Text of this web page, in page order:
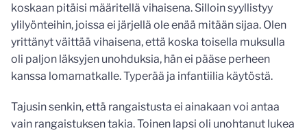
koskaan pitäisi määritellä vihaisena. Silloin syyllistyy
ylilyönteihin, joissa ei järjellä ole enää mitään sijaa. Olen
yrittänyt väittää vihaisena, että koska toisella muksulla
oli paljon läksyjen unohduksia, hän ei pääse perheen
kanssa lomamatkalle. Typerää ja infantiilia käytöstä.
Tajusin senkin, että rangaistusta ei ainakaan voi antaa
vain rangaistuksen takia. Toinen lapsi oli unohtanut lukea